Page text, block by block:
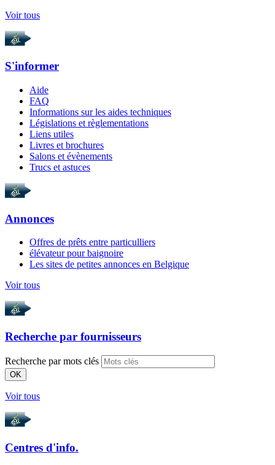
Voir tous
S'informer
Aide
FAQ
Informations sur les aides techniques
Législations et règlementations
Liens utiles
Livres et brochures
Salons et évènements
Trucs et astuces
Annonces
Offres de prêts entre particulliers
élévateur pour baignoire
Les sites de petites annonces en Belgique
Voir tous
Recherche par fournisseurs
Recherche par mots clés
OK
Voir tous
Centres d'info.